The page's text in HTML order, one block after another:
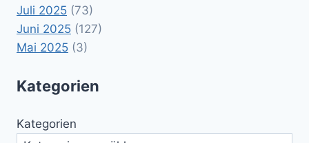
Juli 2025 (73)
Juni 2025 (127)
Mai 2025 (3)
Kategorien
Kategorien